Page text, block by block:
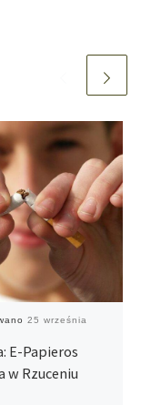
25 września
E-Papieros
w Rzuceniu